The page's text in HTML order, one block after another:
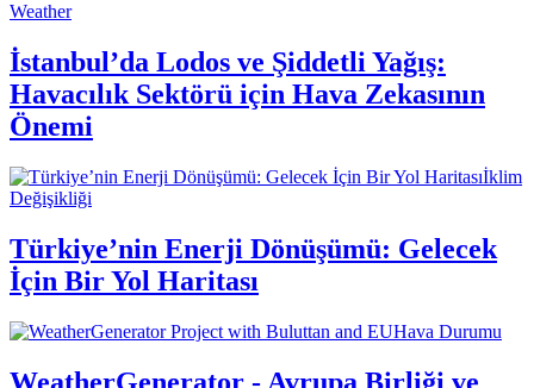
Weather
İstanbul’da Lodos ve Şiddetli Yağış:
Havacılık Sektörü için Hava Zekasının
Önemi
İklim
Değişikliği
Türkiye’nin Enerji Dönüşümü: Gelecek
İçin Bir Yol Haritası
Hava Durumu
WeatherGenerator - Avrupa Birliği ve